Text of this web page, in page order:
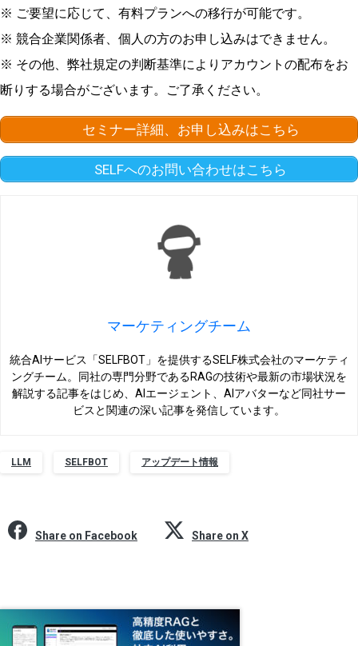
※ ご要望に応じて、有料プランへの移行が可能です。
※ 競合企業関係者、個人の方のお申し込みはできません。
※ その他、弊社規定の判断基準によりアカウントの配布をお
断りする場合がございます。ご了承ください。
セミナー詳細、お申し込みはこちら
SELFへのお問い合わせはこちら
マーケティングチーム
統合AIサービス「SELFBOT」を提供するSELF株式会社のマーケティ
ングチーム。同社の専門分野であるRAGの技術や最新の市場状況を
解説する記事をはじめ、AIエージェント、AIアバターなど同社サー
ビスと関連の深い記事を発信しています。
LLM SELFBOT アップデート情報
Share on Facebook Share on X